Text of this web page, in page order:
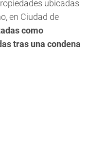
ubicadas
en Ciudad de
como
tras una condena